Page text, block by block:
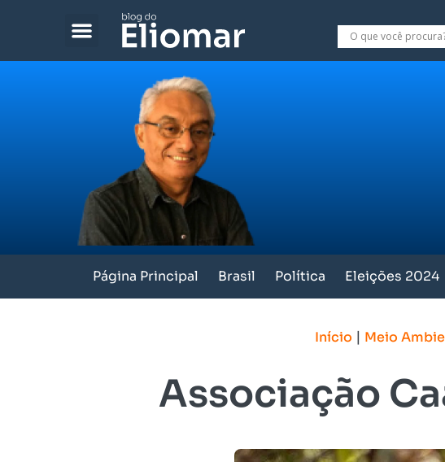
Página Principal Brasil Política Eleições 2024
Início | Meio
Associação